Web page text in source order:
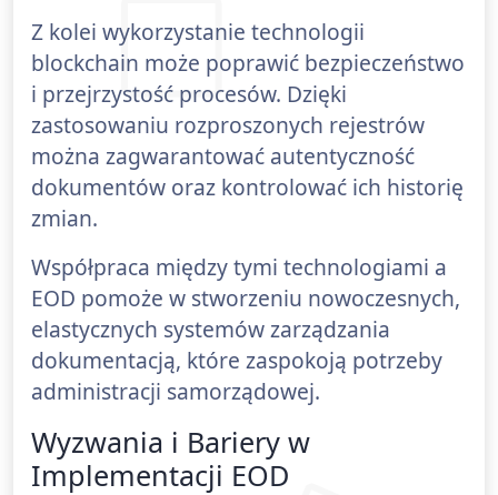
Z kolei wykorzystanie technologii
blockchain może poprawić bezpieczeństwo
i przejrzystość procesów. Dzięki
zastosowaniu rozproszonych rejestrów
można zagwarantować autentyczność
dokumentów oraz kontrolować ich historię
zmian.
Współpraca między tymi technologiami a
EOD pomoże w stworzeniu nowoczesnych,
elastycznych systemów zarządzania
dokumentacją, które zaspokoją potrzeby
administracji samorządowej.
Wyzwania i Bariery w
Implementacji EOD